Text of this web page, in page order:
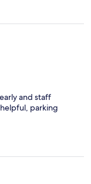
and staff
parking